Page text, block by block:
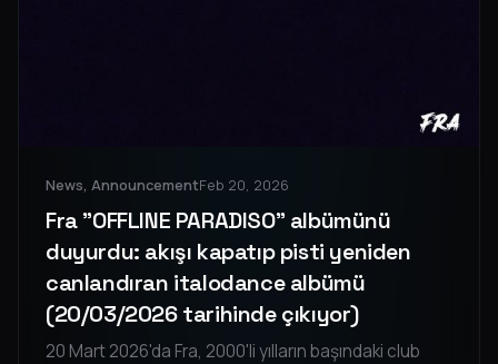
News, AnnouncementFeb 20, 2026
Fra "OFFLINE PARADISO" albümünü
duyurdu: akışı kapatıp pisti yeniden
canlandıran italodance albümü
(20/03/2026 tarihinde çıkıyor)
20 Mart 2026'da Fra, 2000'li yılların başındaki club